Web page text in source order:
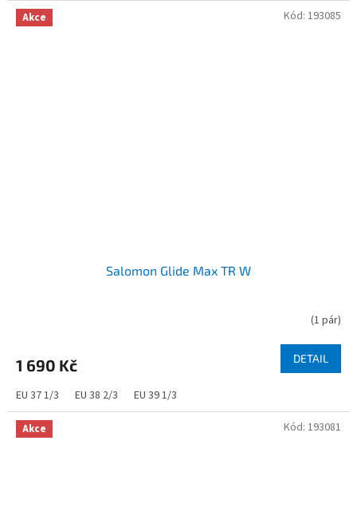
Akce
Salomon Glide Max TR W
(1 pár)
1 690 Kč DETAIL
EU 37 1/3 EU 38 2/3 EU 39 1/3
Kód: 193085
Akce Kód: 193081